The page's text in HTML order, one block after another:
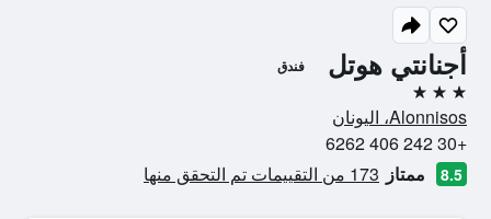
أجنانتي هوتل فندق
3 نجوم
Alonnisos، اليونان
+30 242 406 6262
8.5 ممتاز 173 من التقييمات تم التحقق منها